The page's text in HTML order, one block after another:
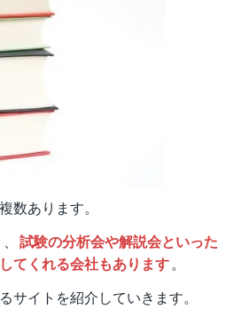
数あります。
試験の分析会や解説会といった
てくれる会社もあります。
イトを紹介していきます。